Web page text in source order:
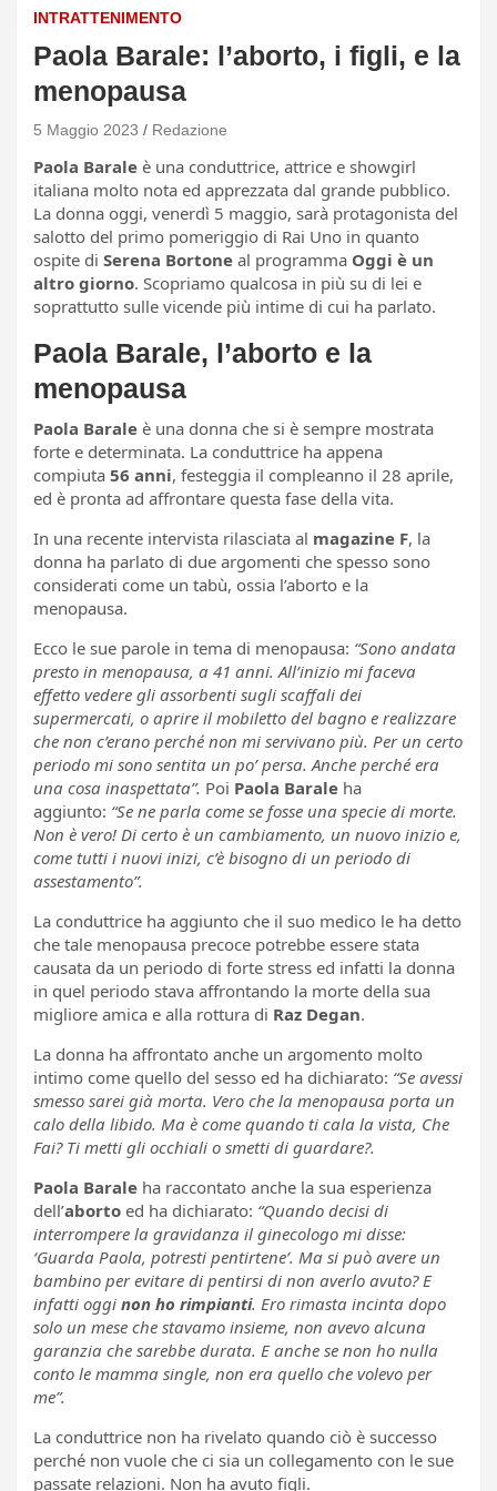
INTRATTENIMENTO
Paola Barale: l’aborto, i figli, e la
menopausa
5 Maggio 2023 Redazione
Paola Barale è una conduttrice, attrice e showgirl
italiana molto nota ed apprezzata dal grande pubblico.
La donna oggi, venerdì 5 maggio, sarà protagonista del
salotto del primo pomeriggio di Rai Uno in quanto
ospite di Serena Bortone al programma Oggi è un
altro giorno. Scopriamo qualcosa in più su di lei e
soprattutto sulle vicende più intime di cui ha parlato.
Paola Barale, l’aborto e la
menopausa
Paola Barale è una donna che si è sempre mostrata
forte e determinata. La conduttrice ha appena
compiuta 56 anni, festeggia il compleanno il 28 aprile,
ed è pronta ad affrontare questa fase della vita.
In una recente intervista rilasciata al magazine F, la
donna ha parlato di due argomenti che spesso sono
considerati come un tabù, ossia l’aborto e la
menopausa.
Ecco le sue parole in tema di menopausa: “Sono andata
presto in menopausa, a 41 anni. All’inizio mi faceva
effetto vedere gli assorbenti sugli scaffali dei
supermercati, o aprire il mobiletto del bagno e realizzare
che non c’erano perché non mi servivano più. Per un certo
periodo mi sono sentita un po’ persa. Anche perché era
una cosa inaspettata”. Poi Paola Barale ha
aggiunto: “Se ne parla come se fosse una specie di morte.
Non è vero! Di certo è un cambiamento, un nuovo inizio e,
come tutti i nuovi inizi, c’è bisogno di un periodo di
assestamento”.
La conduttrice ha aggiunto che il suo medico le ha detto
che tale menopausa precoce potrebbe essere stata
causata da un periodo di forte stress ed infatti la donna
in quel periodo stava affrontando la morte della sua
migliore amica e alla rottura di Raz Degan.
La donna ha affrontato anche un argomento molto
intimo come quello del sesso ed ha dichiarato: “Se avessi
smesso sarei già morta. Vero che la menopausa porta un
calo della libido. Ma è come quando ti cala la vista, Che
Fai? Ti metti gli occhiali o smetti di guardare?.
Paola Barale ha raccontato anche la sua esperienza
dell’aborto ed ha dichiarato: “Quando decisi di
interrompere la gravidanza il ginecologo mi disse:
‘Guarda Paola, potresti pentirtene’. Ma si può avere un
bambino per evitare di pentirsi di non averlo avuto? E
infatti oggi non ho rimpianti. Ero rimasta incinta dopo
solo un mese che stavamo insieme, non avevo alcuna
garanzia che sarebbe durata. E anche se non ho nulla
conto le mamma single, non era quello che volevo per
me”.
La conduttrice non ha rivelato quando ciò è successo
perché non vuole che ci sia un collegamento con le sue
passate relazioni. Non ha avuto figli.